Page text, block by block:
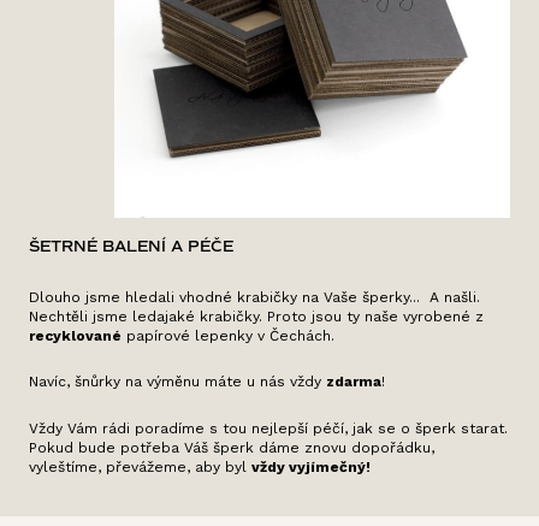
ŠETRNÉ BALENÍ A PÉČE
Dlouho jsme hledali vhodné krabičky na Vaše šperky... A našli.
Nechtěli jsme ledajaké krabičky. Proto jsou ty naše vyrobené z
recyklované papírové lepenky v Čechách.
Navíc, šnůrky na výměnu máte u nás vždy zdarma!
Vždy Vám rádi poradíme s tou nejlepší péčí, jak se o šperk starat.
Pokud bude potřeba Váš šperk dáme znovu dopořádku,
vyleštíme, převážeme, aby byl vždy vyjímečný!